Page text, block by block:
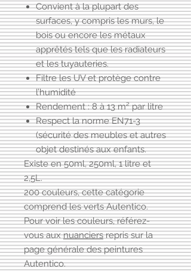
Convient à la plupart des
surfaces, y compris les murs, le
bois ou encore les métaux
apprêtés tels que les radiateurs
et les tuyauteries.
Filtre les UV et protège contre
l’humidité
Rendement : 8 à 13 m² par litre
Respect la norme EN71-3
(sécurité des meubles et autres
objet destinés aux enfants.
Existe en 50ml, 250ml, 1 litre et
2,5L.
200 couleurs, cette catégorie
comprend lesverts Autentico.
Pour voir les couleurs, référez-
vous auxnuanciersrepris sur la
page générale des peintures
Autentico.